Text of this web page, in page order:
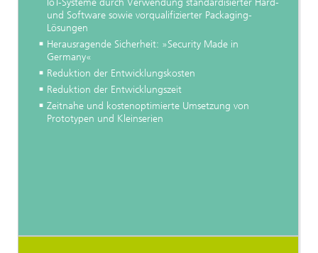
und Software sowie vorqualifizierter Packaging-
Lösungen
Herausragende Sicherheit: »Security Made in
Germany«
Reduktion der Entwicklungskosten
Reduktion der Entwicklungszeit
Zeitnahe und kostenoptimierte Umsetzung von
Prototypen und Kleinserien